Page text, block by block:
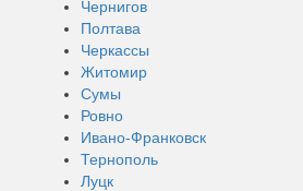
Чернигов
Полтава
Черкассы
Житомир
Сумы
Ровно
Ивано-Франковск
Тернополь
Луцк